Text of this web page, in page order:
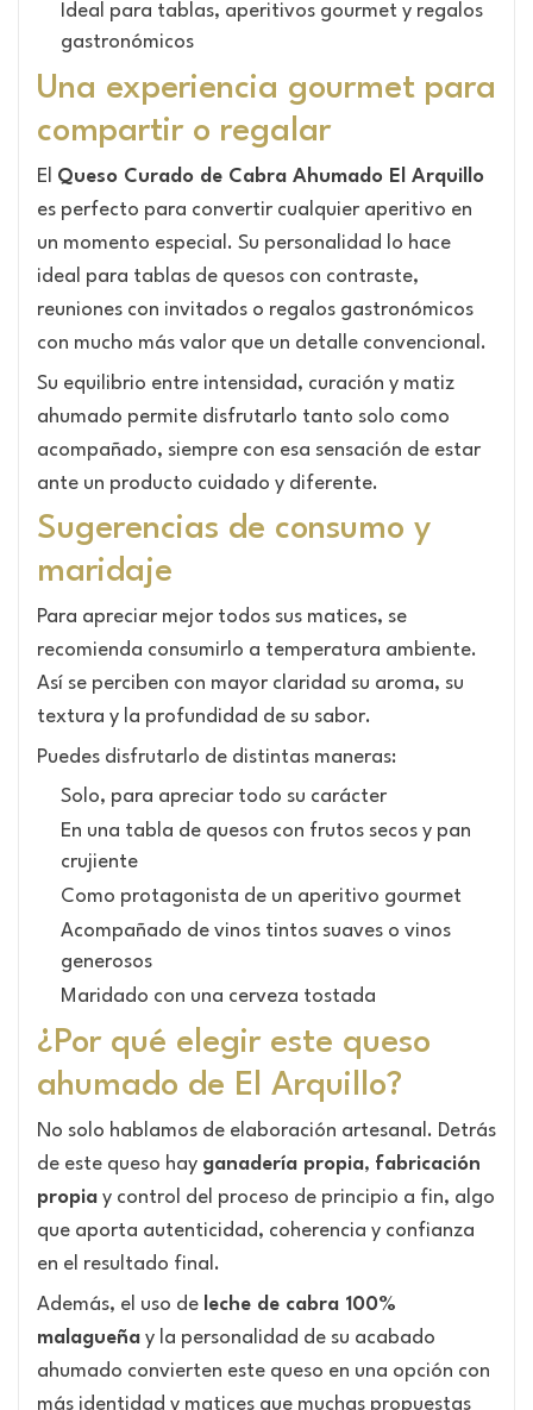
Ideal para tablas, aperitivos gourmet y regalos
gastronómicos
Una experiencia gourmet para
compartir o regalar
El Queso Curado de Cabra Ahumado El Arquillo
es perfecto para convertir cualquier aperitivo en
un momento especial. Su personalidad lo hace
ideal para tablas de quesos con contraste,
reuniones con invitados o regalos gastronómicos
con mucho más valor que un detalle convencional.
Su equilibrio entre intensidad, curación y matiz
ahumado permite disfrutarlo tanto solo como
acompañado, siempre con esa sensación de estar
ante un producto cuidado y diferente.
Sugerencias de consumo y
maridaje
Para apreciar mejor todos sus matices, se
recomienda consumirlo a temperatura ambiente.
Así se perciben con mayor claridad su aroma, su
textura y la profundidad de su sabor.
Puedes disfrutarlo de distintas maneras:
Solo, para apreciar todo su carácter
En una tabla de quesos con frutos secos y pan
crujiente
Como protagonista de un aperitivo gourmet
Acompañado de vinos tintos suaves o vinos
generosos
Maridado con una cerveza tostada
¿Por qué elegir este queso
ahumado de El Arquillo?
No solo hablamos de elaboración artesanal. Detrás
de este queso hay ganadería propia, fabricación
propia y control del proceso de principio a fin, algo
que aporta autenticidad, coherencia y confianza
en el resultado final.
Además, el uso de leche de cabra 100%
malagueña y la personalidad de su acabado
ahumado convierten este queso en una opción con
más identidad y matices que muchas propuestas